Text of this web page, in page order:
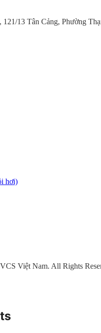
13 Tân Cảng, Phường
hơi)
Việt Nam. All Rights